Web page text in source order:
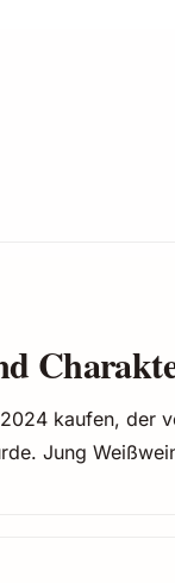
kaufen, der
Jung